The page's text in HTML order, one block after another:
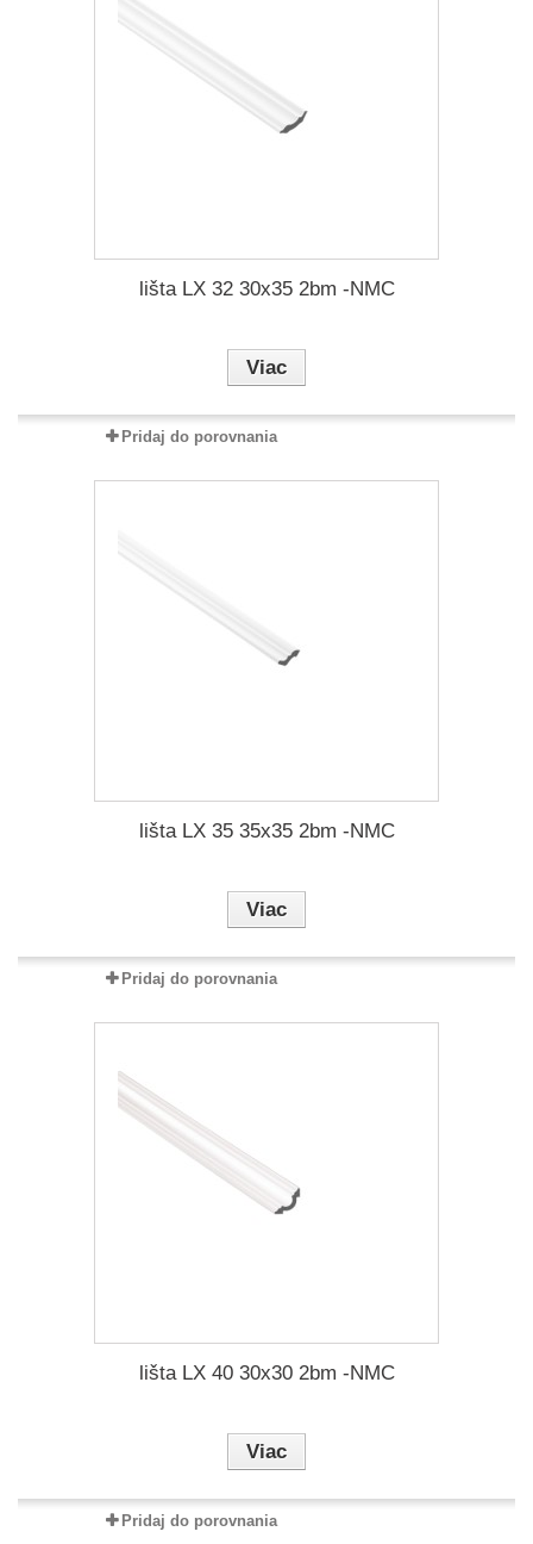
lišta LX 32 30x35 2bm -NMC
Viac
Pridaj do porovnania
lišta LX 35 35x35 2bm -NMC
Viac
Pridaj do porovnania
lišta LX 40 30x30 2bm -NMC
Viac
Pridaj do porovnania